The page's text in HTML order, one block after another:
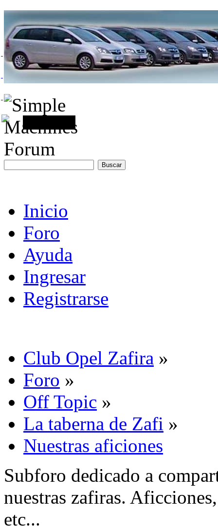
Inicio
Foro
Ayuda
Ingresar
Registrarse
Club Opel Zafira »
Foro »
Off Topic »
La taberna de Zafi »
Nuestras aficiones
Subforo dedicado a
nuestras zafiras.
etc...